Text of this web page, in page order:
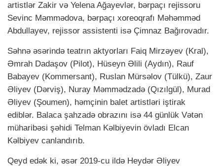
artistlər Zakir və Yelena Ağayevlər, bərpaçı rejissoru
Sevinc Məmmədova, bərpaçı xoreoqrafı Məhəmməd
Abdullayev, rejissor assistenti isə Çimnaz Bağırovadır.
Səhnə əsərində teatrın aktyorları Faiq Mirzəyev (Kral),
Əmrah Dadaşov (Pilot), Hüseyn Əlili (Aydın), Rauf
Babayev (Kommersant), Ruslan Mürsəlov (Tülkü), Zaur
Əliyev (Dərviş), Nuray Məmmədzadə (Qızılgül), Murad
Əliyev (Şoumen), həmçinin balet artistləri iştirak
ediblər. Balaca şahzadə obrazını isə 44 günlük Vətən
müharibəsi şəhidi Telman Kəlbiyevin övladı Elcan
Kəlbiyev canlandırıb.
Qeyd edək ki, əsər 2019-cu ildə Heydər Əliyev